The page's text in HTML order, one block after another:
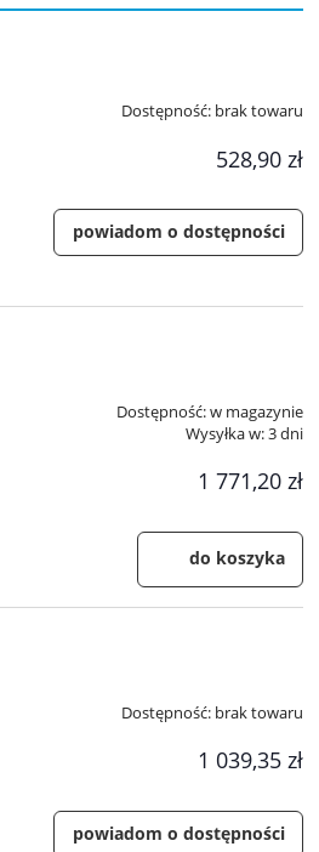
Dostępność: brak towaru
528,90 zł
powiadom o dostępności
Dostępność:w magazynie
Wysyłka w:3 dni
1 771,20 zł
do koszyka
Dostępność: brak towaru
1 039,35 zł
powiadom o dostępności